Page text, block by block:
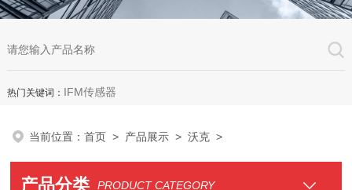
热门关键词： IFM传感器
当前位置：首页 > 产品展示 >沃克 >
产品分类 PRODUCT CATEGORY